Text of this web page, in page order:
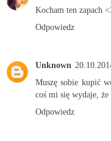
Kocham ten zapach
Odpowiedz
Unknown
Muszę sobie kupić
coś mi się wydaje,
Odpowiedz